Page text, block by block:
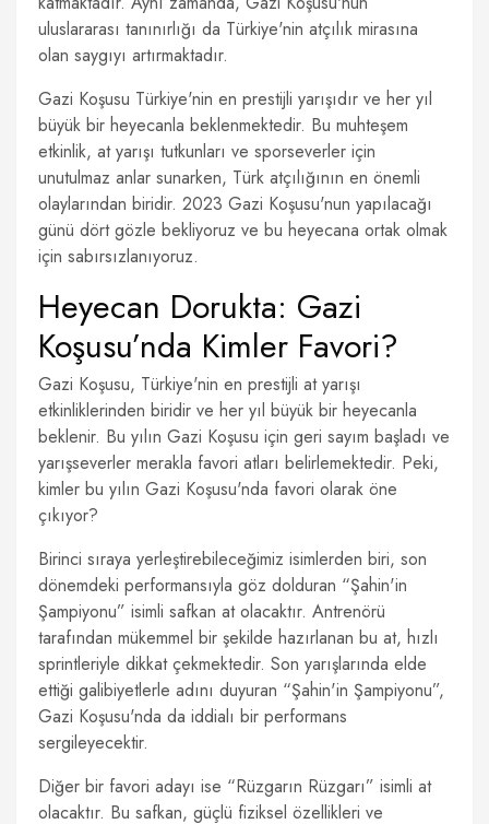
uluslararası tanınırlığı da Türkiye'nin atçılık mirasına
olan saygıyı artırmaktadır.
Gazi Koşusu Türkiye'nin en prestijli yarışıdır ve her yıl
büyük bir heyecanla beklenmektedir. Bu muhteşem
etkinlik, at yarışı tutkunları ve sporseverler için
unutulmaz anlar sunarken, Türk atçılığının en önemli
olaylarından biridir. 2023 Gazi Koşusu'nun yapılacağı
günü dört gözle bekliyoruz ve bu heyecana ortak olmak
için sabırsızlanıyoruz.
Heyecan Dorukta: Gazi
Koşusu’nda Kimler Favori?
Gazi Koşusu, Türkiye'nin en prestijli at yarışı
etkinliklerinden biridir ve her yıl büyük bir heyecanla
beklenir. Bu yılın Gazi Koşusu için geri sayım başladı ve
yarışseverler merakla favori atları belirlemektedir. Peki,
kimler bu yılın Gazi Koşusu'nda favori olarak öne
çıkıyor?
Birinci sıraya yerleştirebileceğimiz isimlerden biri, son
dönemdeki performansıyla göz dolduran “Şahin'in
Şampiyonu” isimli safkan at olacaktır. Antrenörü
tarafından mükemmel bir şekilde hazırlanan bu at, hızlı
sprintleriyle dikkat çekmektedir. Son yarışlarında elde
ettiği galibiyetlerle adını duyuran “Şahin'in Şampiyonu”,
Gazi Koşusu'nda da iddialı bir performans
sergileyecektir.
Diğer bir favori adayı ise “Rüzgarın Rüzgarı” isimli at
olacaktır. Bu safkan, güçlü fiziksel özellikleri ve